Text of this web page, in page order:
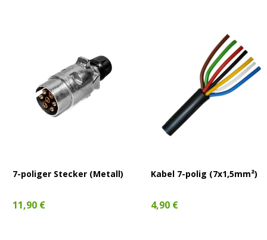
7-poliger Stecker (Metall)
11,90 €
Kabel 7-polig (7x1,5mm²)
4,90 €